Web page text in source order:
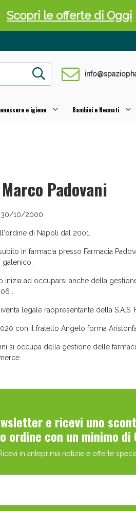
e igiene Bambini e Neonati
Padovani
30/10/2000
di Napoli dal 2001.
subito in farmacia presso Farmacia
galenico.
inizia ad occuparsi anche della
.
legale rappresentante della S.A.S.
con il fratello Angelo forma
si occupa della gestione delle
e ricevi uno
ordine con un minimo di
in anteprima notizie e offerte
Scopri le offerte di Oggi
oggi Sconto
Sconto fino al